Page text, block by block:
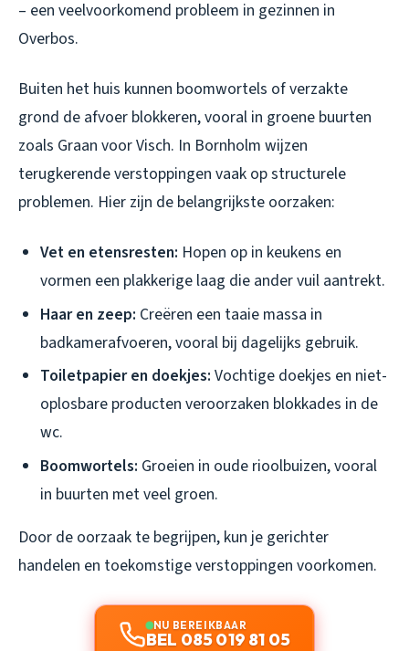
– een veelvoorkomend probleem in gezinnen in
Overbos.
Buiten het huis kunnen boomwortels of verzakte
grond de afvoer blokkeren, vooral in groene buurten
zoals Graan voor Visch. In Bornholm wijzen
terugkerende verstoppingen vaak op structurele
problemen. Hier zijn de belangrijkste oorzaken:
Vet en etensresten: Hopen op in keukens en
vormen een plakkerige laag die ander vuil aantrekt.
Haar en zeep: Creëren een taaie massa in
badkamerafvoeren, vooral bij dagelijks gebruik.
Toiletpapier en doekjes: Vochtige doekjes en niet-
oplosbare producten veroorzaken blokkades in de
wc.
Boomwortels: Groeien in oude rioolbuizen, vooral
in buurten met veel groen.
Door de oorzaak te begrijpen, kun je gerichter
handelen en toekomstige verstoppingen voorkomen.
NU BEREIKBAAR
BEL 085 019 81 05